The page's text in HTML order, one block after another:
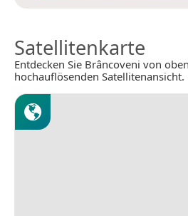
Satellitenkarte
Entdecken Sie Brâncoveni von
hochauflösenden Satellitenansicht.